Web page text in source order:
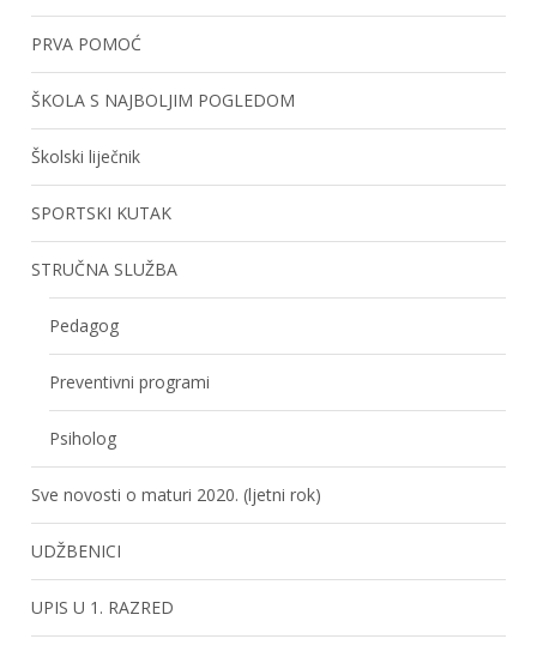
PRVA POMOĆ
ŠKOLA S NAJBOLJIM POGLEDOM
Školski liječnik
SPORTSKI KUTAK
STRUČNA SLUŽBA
Pedagog
Preventivni programi
Psiholog
Sve novosti o maturi 2020. (ljetni rok)
UDŽBENICI
UPIS U 1. RAZRED